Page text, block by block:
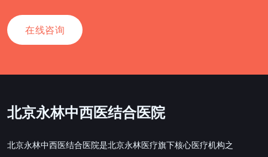
在线咨询
北京永林中西医结合医院
北京永林中西医结合医院是北京永林医疗旗下核心医疗机构之